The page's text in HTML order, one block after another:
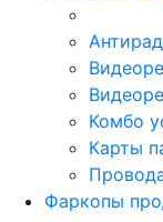
Комбо
Карты
Фаркопы